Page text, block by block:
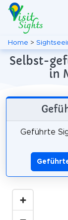
Home >
Selbst-
in
Geführte